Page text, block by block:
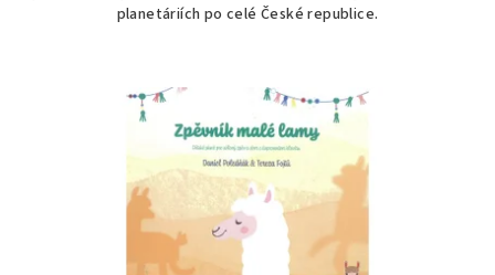
planetáriích po celé České republice.